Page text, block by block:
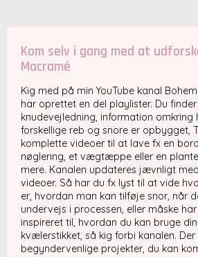
Kom selv i gang med at
Macramé
Kig med på min YouTube kanal
har oprettet en del playlister. Du
knudevejledning, information omkring
forskellige reb og snore er opbygget,
komplette videoer til at lave fx en
nøglering, et vægtæppe eller en
mere. Kanalen updateres jævnligt
videoer. Så har du fx lyst til at vide
er, hvordan man kan tilføje snor, når
undervejs i processen, eller måske
inspireret til, hvordan du kan bruge
kvælerstikket, så kig forbi kanalen.
begyndervenlige projekter, du kan